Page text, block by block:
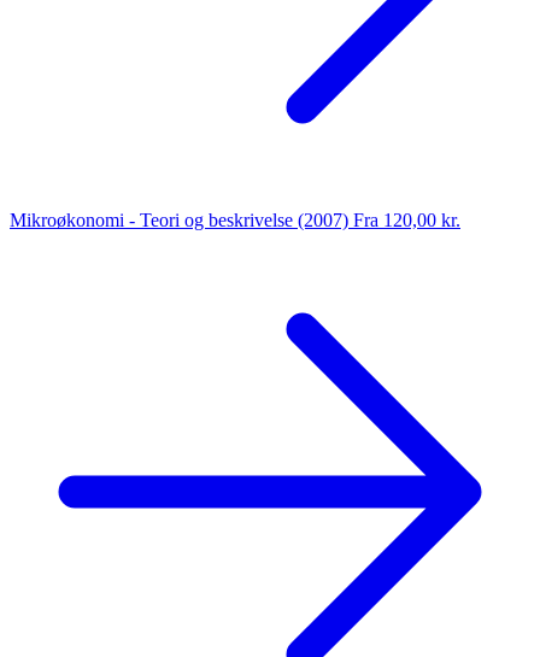
Mikroøkonomi - Teori og beskrivelse (2007) Fra 120,00 kr.